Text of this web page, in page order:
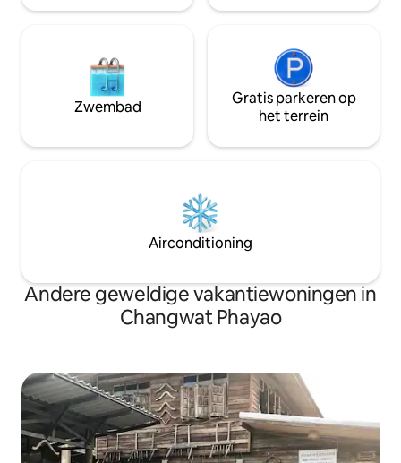
geweldige prijs.”
Zwembad
Gratis parkeren op
het terrein
Airconditioning
Andere geweldige vakantiewoningen in
Changwat Phayao